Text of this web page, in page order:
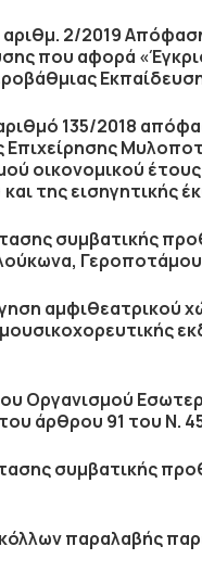
2/2019
που αφορά
135/2018
Επιχείρησης
οικονομικού
της εισηγητικής
συμβατικής
Γεροποτάμου
αμφιθεατρικού
Οργανισμού
άρθρου 91 του Ν.
συμβατικής
παραλαβής